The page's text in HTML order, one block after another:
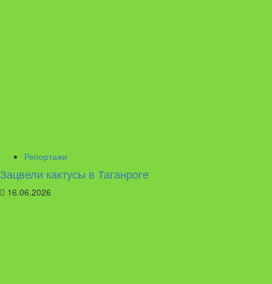
Репортажи
Зацвели кактусы в Таганроге
16.06.2026